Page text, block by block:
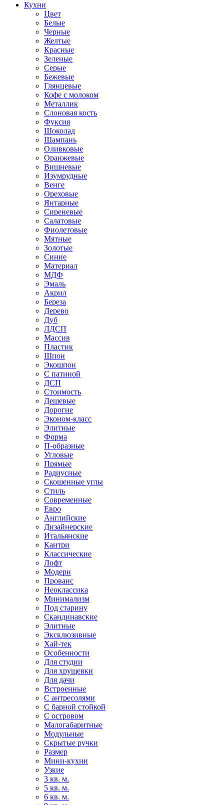
Кухни
Цвет
Белые
Черные
Желтые
Красные
Зеленые
Серые
Бежевые
Глянцевые
Кофе с молоком
Металлик
Слоновая кость
Фуксия
Шоколад
Шампань
Оливковые
Оранжевые
Вишневые
Изумрудные
Венге
Ореховые
Янтарные
Сиреневые
Салатовые
Фиолетовые
Мятные
Золотые
Синие
Материал
МДФ
Эмаль
Акрил
Береза
Дерево
Дуб
ЛДСП
Массив
Пластик
Шпон
Экошпон
С патиной
ДСП
Стоимость
Дешевые
Дорогие
Эконом-класс
Элитные
Форма
П-образные
Угловые
Прямые
Радиусные
Скошенные углы
Стиль
Современные
Евро
Английские
Дизайнерские
Итальянские
Кантри
Классические
Лофт
Модерн
Прованс
Неоклассика
Минимализм
Под старину
Скандинавские
Элитные
Эксклюзивные
Хай-тек
Особенности
Для студии
Для хрущевки
Для дачи
Встроенные
С антресолями
С барной стойкой
С островом
Малогабаритные
Модульные
Скрытые ручки
Размер
Мини-кухни
Узкие
3 кв. м.
5 кв. м.
6 кв. м.